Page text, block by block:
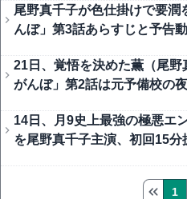
尾野真千子が色仕掛けで要潤
んぼ」第3話あらすじと予告
21日、覚悟を決めた薫（尾
がんぼ」第2話は元予備校の
14日、月9史上最強の極悪エ
を尾野真千子主演、初回15
1